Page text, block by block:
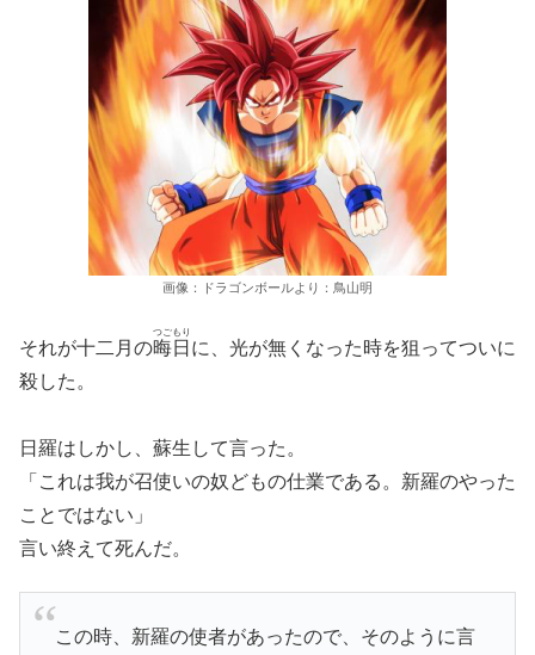
画像：ドラゴンボールより：鳥山明
それが十二月の晦日
つごもり
に、光が無くなった時を狙ってついに
殺した。
日羅はしかし、蘇生して言った。
「これは我が召使いの奴どもの仕業である。新羅のやった
ことではない」
言い終えて死んだ。
この時、新羅の使者があったので、そのように言